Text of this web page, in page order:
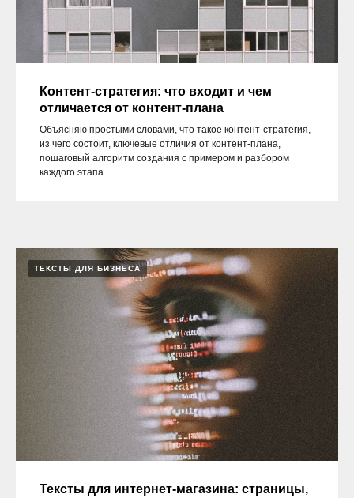
Контент-стратегия: что входит и чем
отличается от контент-плана
Объясняю простыми словами, что такое контент-стратегия,
из чего состоит, ключевые отличия от контент-плана,
пошаговый алгоритм создания с примером и разбором
каждого этапа
ТЕКСТЫ ДЛЯ БИЗНЕСА
Тексты для интернет-магазина: страницы,